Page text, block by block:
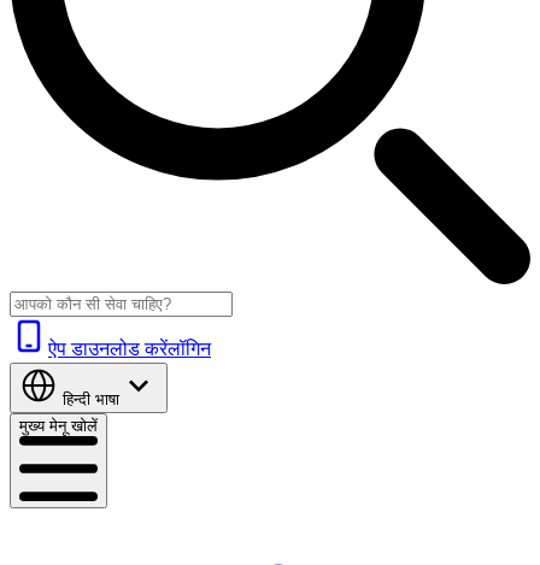
ऐप डाउनलोड करेंलॉगिन
हिन्दी भाषा
मुख्य मेनू खोलें